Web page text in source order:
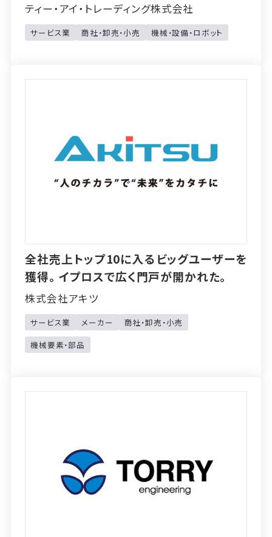
ティー・アイ・トレーディング株式会社
サービス業 商社・卸売・小売 機械・設備・ロボット
全社売上トップ10に入るビッグユーザーを
獲得。イプロスで広く門戸が開かれた。
株式会社アキツ
サービス業 メーカー
商社・卸売・小売
機械要素・部品